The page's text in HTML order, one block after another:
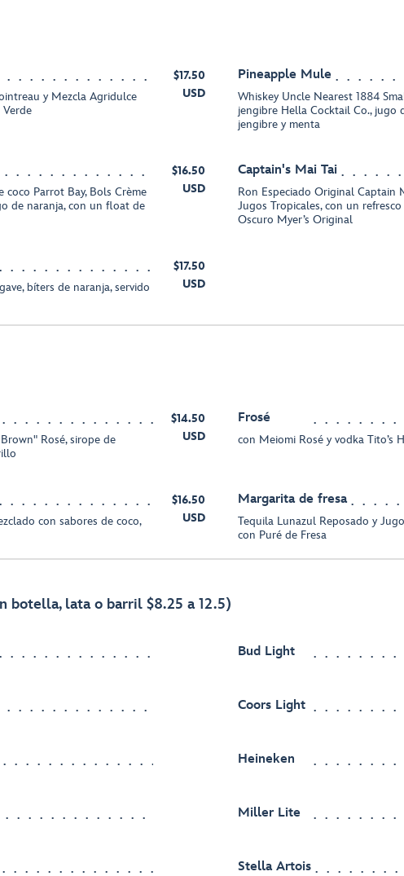
y Mezcla Agridulce
$17.50
USD
Pineapple Mule
Whiskey Uncle Nearest 1884
jengibre Hella Cocktail Co., jugo
jengibre y menta
coco Parrot Bay, Bols Crème
de naranja, con un float de
$16.50
USD
Captain's Mai Tai
Ron Especiado Original Captain
Jugos Tropicales, con un
Oscuro Myer’s Original
bíters de naranja, servido
$17.50
USD
Rosé, sirope de
$14.50
USD
Frosé
con Meiomi Rosé y vodka Tito’s
con sabores de coco,
$16.50
USD
Margarita de fresa
Tequila Lunazul Reposado y
con Puré de Fresa
botella, lata o barril $8.25 a 12.5)
Bud Light
Coors Light
Heineken
Miller Lite
Stella Artois